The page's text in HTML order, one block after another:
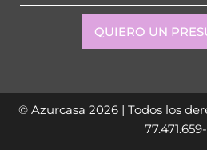
QUIERO UN
© Azurcasa 2026 | Todos los